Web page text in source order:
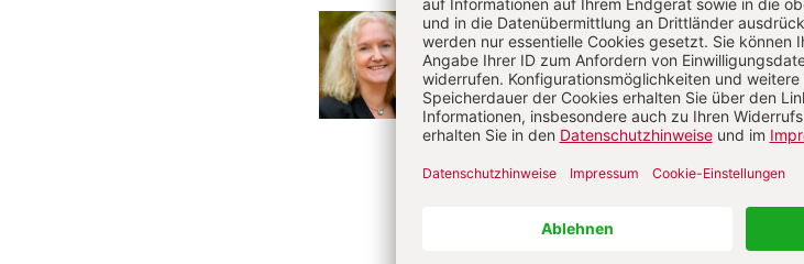
Dorothee Gutknecht
Dr. Dorothee Gutknecht ist Professorin an der
den Schwerpunkten Säuglings- und
der Früh- und Elementarpädagogik sowie der
Jahre Praxiserfahrung in der Arbeit mit Kindern